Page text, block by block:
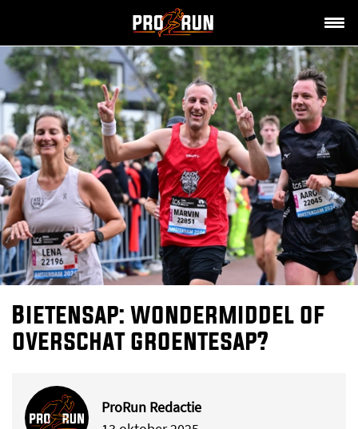
Bietensap: wondermiddel of
overschat groentesap?
ProRun Redactie